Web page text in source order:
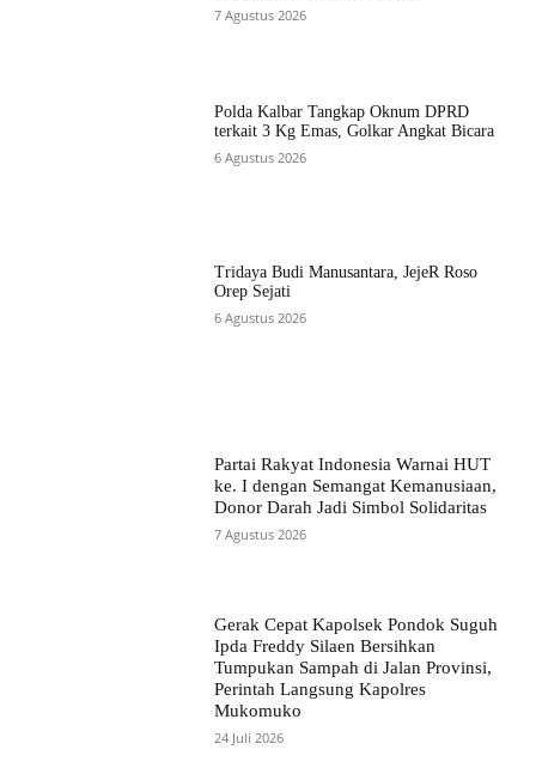
7 Agustus 2026
Polda Kalbar Tangkap Oknum DPRD
terkait 3 Kg Emas, Golkar Angkat Bicara
6 Agustus 2026
Tridaya Budi Manusantara, JejeR Roso
Orep Sejati
6 Agustus 2026
Partai Rakyat Indonesia Warnai HUT
ke. I dengan Semangat Kemanusiaan,
Donor Darah Jadi Simbol Solidaritas
7 Agustus 2026
Gerak Cepat Kapolsek Pondok Suguh
Ipda Freddy Silaen Bersihkan
Tumpukan Sampah di Jalan Provinsi,
Perintah Langsung Kapolres
Mukomuko
24 Juli 2026